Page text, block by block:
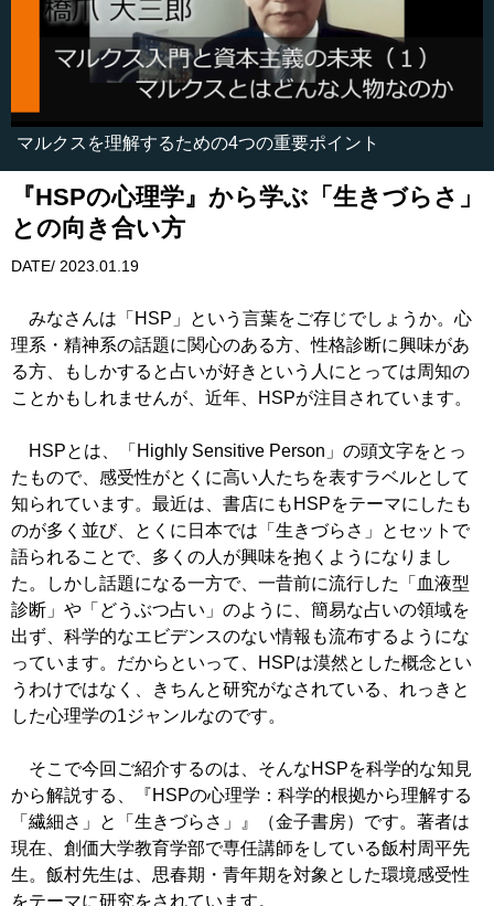
マルクスを理解するための4つの重要ポイント
『HSPの心理学』から学ぶ「生きづらさ」
との向き合い方
DATE/ 2023.01.19
みなさんは「HSP」という言葉をご存じでしょうか。心
理系・精神系の話題に関心のある方、性格診断に興味があ
る方、もしかすると占いが好きという人にとっては周知の
ことかもしれませんが、近年、HSPが注目されています。
HSPとは、「Highly Sensitive Person」の頭文字をとっ
たもので、感受性がとくに高い人たちを表すラベルとして
知られています。最近は、書店にもHSPをテーマにしたも
のが多く並び、とくに日本では「生きづらさ」とセットで
語られることで、多くの人が興味を抱くようになりまし
た。しかし話題になる一方で、一昔前に流行した「血液型
診断」や「どうぶつ占い」のように、簡易な占いの領域を
出ず、科学的なエビデンスのない情報も流布するようにな
っています。だからといって、HSPは漠然とした概念とい
うわけではなく、きちんと研究がなされている、れっきと
した心理学の1ジャンルなのです。
そこで今回ご紹介するのは、そんなHSPを科学的な知見
から解説する、『HSPの心理学：科学的根拠から理解する
「繊細さ」と「生きづらさ」』（金子書房）です。著者は
現在、創価大学教育学部で専任講師をしている飯村周平先
生。飯村先生は、思春期・青年期を対象とした環境感受性
をテーマに研究をされています。